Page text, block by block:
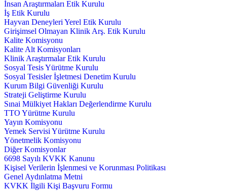
İnsan Araştırmaları Etik Kurulu
İş Etik Kurulu
Hayvan Deneyleri Yerel Etik Kurulu
Girişimsel Olmayan Klinik Arş. Etik Kurulu
Kalite Komisyonu
Kalite Alt Komisyonları
Klinik Araştırmalar Etik Kurulu
Sosyal Tesis Yürütme Kurulu
Sosyal Tesisler İşletmesi Denetim Kurulu
Kurum Bilgi Güvenliği Kurulu
Strateji Geliştirme Kurulu
Sınai Mülkiyet Hakları Değerlendirme Kurulu
TTO Yürütme Kurulu
Yayın Komisyonu
Yemek Servisi Yürütme Kurulu
Yönetmelik Komisyonu
Diğer Komisyonlar
6698 Sayılı KVKK Kanunu
Kişisel Verilerin İşlenmesi ve Korunması Politikası
Genel Aydınlatma Metni
KVKK İlgili Kişi Başvuru Formu